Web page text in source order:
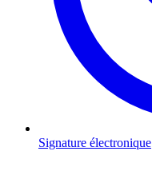
Signature électronique